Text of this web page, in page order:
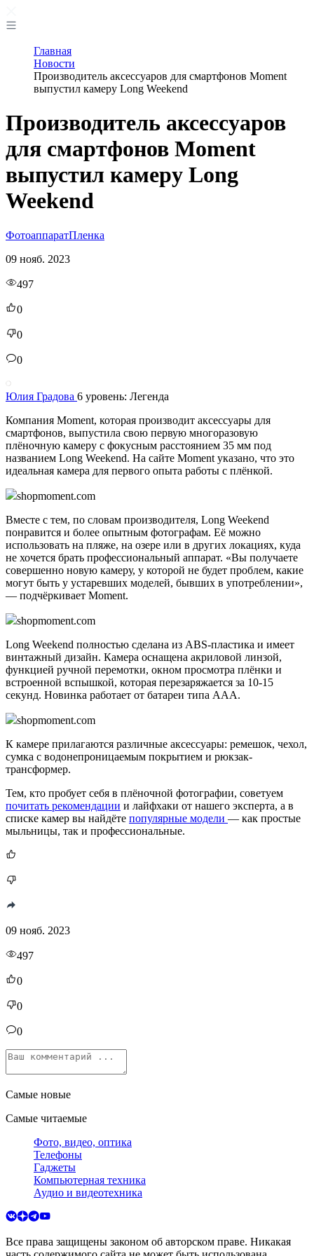
Главная
Новости
Производитель аксессуаров для смартфонов Moment
выпустил камеру Long Weekend
Производитель аксессуаров
для смартфонов Moment
выпустил камеру Long
Weekend
ФотоаппаратПленка
09 нояб. 2023
497
0
0
0
Юлия Градова 6 уровень: Легенда
Компания Moment, которая производит аксессуары для
смартфонов, выпустила свою первую многоразовую
плёночную камеру с фокусным расстоянием 35 мм под
названием Long Weekend. На сайте Moment указано, что это
идеальная камера для первого опыта работы с плёнкой.
shopmoment.com
Вместе с тем, по словам производителя, Long Weekend
понравится и более опытным фотографам. Её можно
использовать на пляже, на озере или в других локациях, куда
не хочется брать профессиональный аппарат. «Вы получаете
совершенно новую камеру, у которой не будет проблем, какие
могут быть у устаревших моделей, бывших в употреблении»,
— подчёркивает Moment.
shopmoment.com
Long Weekend полностью сделана из ABS-пластика и имеет
винтажный дизайн. Камера оснащена акриловой линзой,
функцией ручной перемотки, окном просмотра плёнки и
встроенной вспышкой, которая перезаряжается за 10-15
секунд. Новинка работает от батареи типа ААА.
shopmoment.com
К камере прилагаются различные аксессуары: ремешок, чехол,
сумка с водонепроницаемым покрытием и рюкзак-
трансформер.
Тем, кто пробует себя в плёночной фотографии, советуем
почитать рекомендации и лайфхаки от нашего эксперта, а в
списке камер вы найдёте популярные модели — как простые
мыльницы, так и профессиональные.
09 нояб. 2023
497
0
0
0
Самые новые
Самые читаемые
Фото, видео, оптика
Телефоны
Гаджеты
Компьютерная техника
Аудио и видеотехника
Все права защищены законом об авторском праве. Никакая